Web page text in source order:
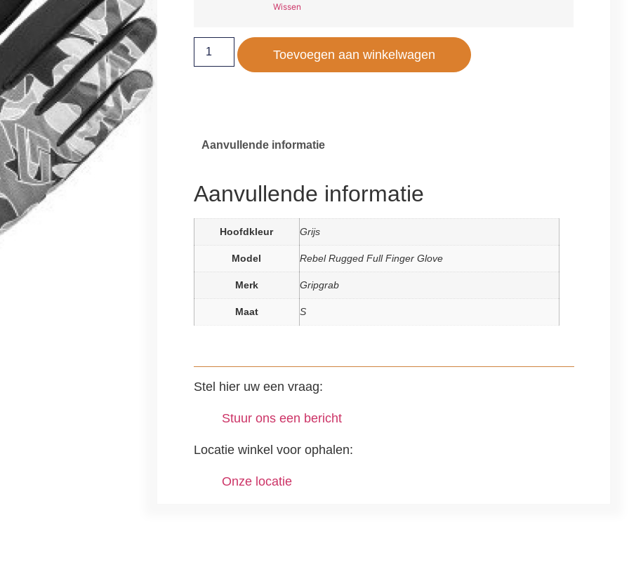
Wissen
Toevoegen aan winkelwagen
Aanvullende informatie
Aanvullende informatie
Hoofdkleur Grijs
Model Rebel Rugged Full Finger Glove
Merk Gripgrab
Maat S
Stel hier uw een vraag:
Stuur ons een bericht
Locatie winkel voor ophalen:
Onze locatie